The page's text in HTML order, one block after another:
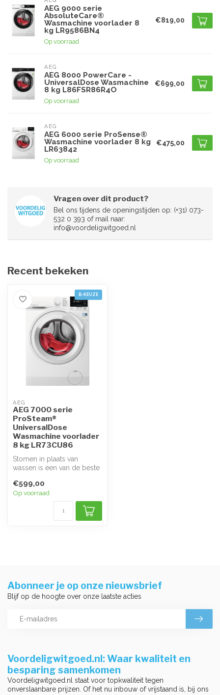
AEG 9000 serie
AbsoluteCare®
Wasmachine voorlader 8
kg LR9586BN4
Op voorraad
€819,00
AEG
AEG 8000 PowerCare -
UniversalDose Wasmachine
8 kg L86FSR86R4O
Op voorraad
€699,00
AEG
AEG 6000 serie ProSense®
Wasmachine voorlader 8 kg
LR63842
Op voorraad
€475,00
Vragen over dit product?
Bel ons tijdens de openingstijden op: (+31) 073-
532 0 393 of mail naar:
info@voordeligwitgoed.nl
Recent bekeken
B-KEUZE
AEG
AEG 7000 serie
ProSteam®
UniversalDose
Wasmachine voorlader
8 kg LR73CU86
Stomen in plaats van
wassen is een van de beste
frissen...
€599,00
Op voorraad
Voordeligwitgoed.nl: Waar kwaliteit en
besparing samenkomen
Voordeligwitgoed.nl staat voor topkwaliteit tegen
onverslaanbare prijzen. Of het nu inbouw of vrijstaand is, bij ons
Abonneer je op onze nieuwsbrief
Blijf op de hoogte over onze laatste acties